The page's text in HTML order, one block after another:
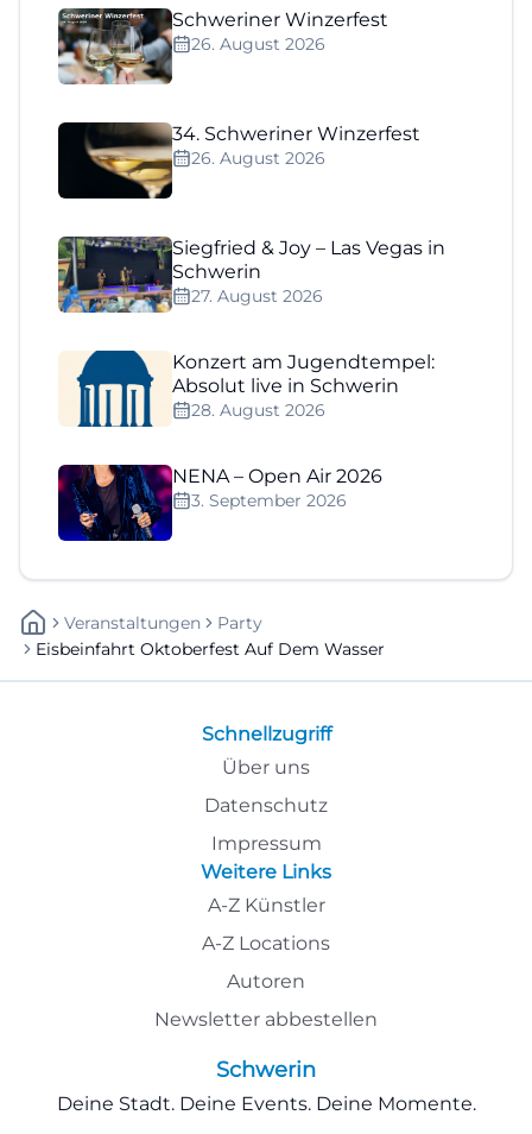
Schweriner Winzerfest
26. August 2026
34. Schweriner Winzerfest
26. August 2026
Siegfried & Joy – Las Vegas in
Schwerin
27. August 2026
Konzert am Jugendtempel:
Absolut live in Schwerin
28. August 2026
NENA – Open Air 2026
3. September 2026
Veranstaltungen
Party
Eisbeinfahrt Oktoberfest Auf Dem Wasser
Schnellzugriff
Über uns
Datenschutz
Impressum
Weitere Links
A-Z Künstler
A-Z Locations
Autoren
Newsletter abbestellen
Schwerin
Deine Stadt. Deine Events. Deine Momente.